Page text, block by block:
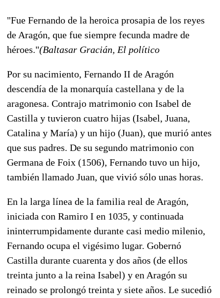
"Fue Fernando de la heroica prosapia de los reyes
de Aragón, que fue siempre fecunda madre de
héroes."(Baltasar Gracián, El político
Por su nacimiento, Fernando II de Aragón
descendía de la monarquía castellana y de la
aragonesa. Contrajo matrimonio con Isabel de
Castilla y tuvieron cuatro hijas (Isabel, Juana,
Catalina y María) y un hijo (Juan), que murió antes
que sus padres. De su segundo matrimonio con
Germana de Foix (1506), Fernando tuvo un hijo,
también llamado Juan, que vivió sólo unas horas.
En la larga línea de la familia real de Aragón,
iniciada con Ramiro I en 1035, y continuada
ininterrumpidamente durante casi medio milenio,
Fernando ocupa el vigésimo lugar. Gobernó
Castilla durante cuarenta y dos años (de ellos
treinta junto a la reina Isabel) y en Aragón su
reinado se prolongó treinta y siete años. Le sucedió